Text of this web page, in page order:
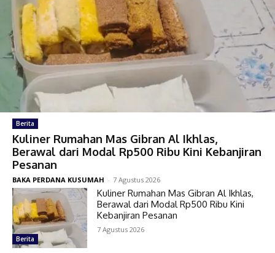
Berita
Kuliner Rumahan Mas Gibran Al Ikhlas,
Berawal dari Modal Rp500 Ribu Kini Kebanjiran
Pesanan
BAKA PERDANA KUSUMAH - 7 Agustus 2026
Berita
Kuliner Rumahan Mas Gibran Al Ikhlas,
Berawal dari Modal Rp500 Ribu Kini
Kebanjiran Pesanan
7 Agustus 2026